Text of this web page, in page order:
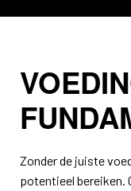
Zonder de juiste
potentieel bereiken.